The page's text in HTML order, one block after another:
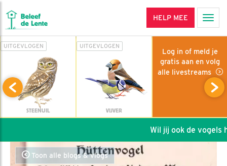
HELP MEE
UITGEVLOGEN
STEENUIL
UITGEVLOGEN
VIJVER
Log in of meld je
gratis aan en volg
alle livestreams
Wil jij ook de vogels
Toon alle blogs & vlogs